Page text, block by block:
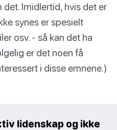
det. Imidlertid, hvis det er
synes er spesielt
osv. - så kan det ha
er det noen få
i disse emnene.)
lidenskap og ikke